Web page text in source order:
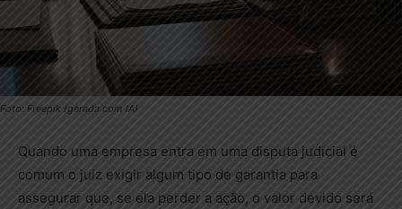
Foto: Freepik (gerada com IA)
Quando uma empresa entra em uma disputa judicial é
comum o juiz exigir algum tipo de garantia para
assegurar que, se ela perder a ação, o valor devido será